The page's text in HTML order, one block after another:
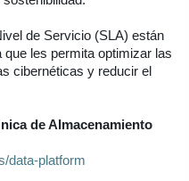
de Servicio (SLA) están
les permita optimizar las
cibernéticas y reducir el
de Almacenamiento
data-platform